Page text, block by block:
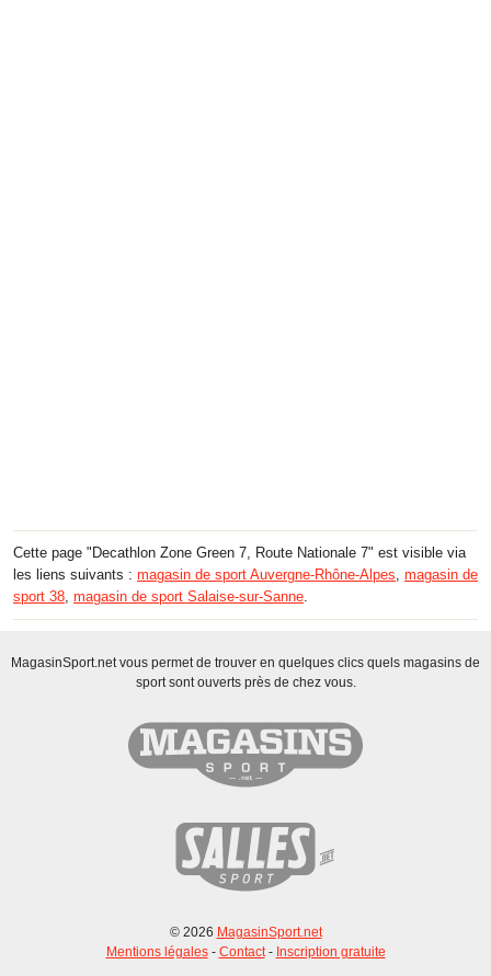
Cette page "Decathlon Zone Green 7, Route Nationale 7" est visible via
les liens suivants : magasin de sport Auvergne-Rhône-Alpes, magasin de
sport 38, magasin de sport Salaise-sur-Sanne.
MagasinSport.net vous permet de trouver en quelques clics quels magasins de
sport sont ouverts près de chez vous.
© 2026 MagasinSport.net
Mentions légales- Contact- Inscription gratuite